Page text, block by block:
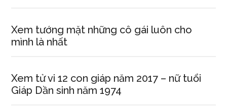
Xem tướng mặt những cô gái luôn cho
mình là nhất
Xem tử vi 12 con giáp năm 2017 – nữ tuổi
Giáp Dần sinh năm 1974